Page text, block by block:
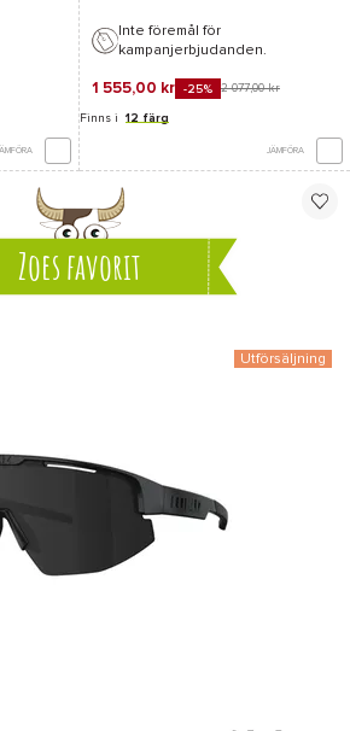
Inte föremål för
kampanjerbjudanden.
1 555,00 kr -25% 2 077,00 kr
Finns i 12 färg
JÄMFÖRA
Zoes favorit
Utförsäljning